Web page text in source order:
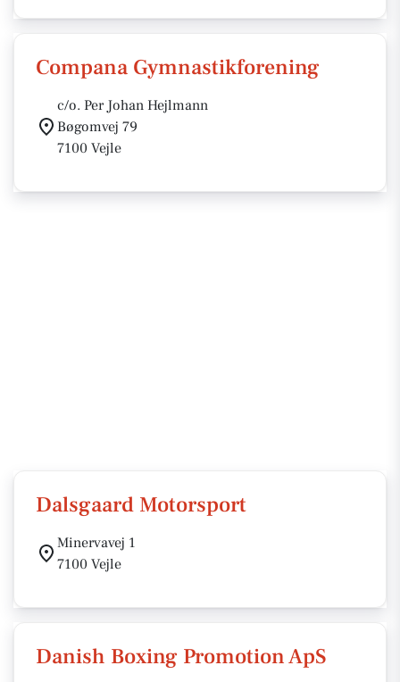
Compana Gymnastikforening
c/o. Per Johan Hejlmann
Bøgomvej 79
7100 Vejle
Dalsgaard Motorsport
Minervavej 1
7100 Vejle
Danish Boxing Promotion ApS